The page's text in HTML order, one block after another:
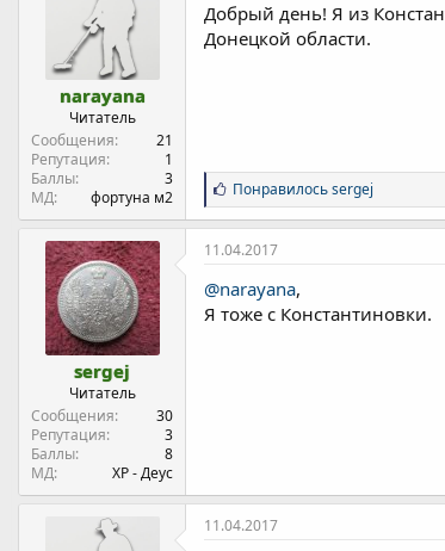
narayana
Читатель
Сообщения
21
Репутация
1
Баллы
3
МД
фортуна м2
Добрый день! Я из
Донецкой области.
Р
е
п
у
а
ц
и
Понравилосьsergej
sergej
Читатель
Сообщения
30
Репутация
3
Баллы
8
МД
ХР - Деус
11.04.2017
@narayana,
Я тоже с Константиновки.
11.04.2017